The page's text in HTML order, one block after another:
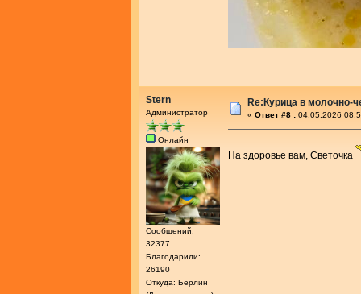
Stern
Администратор
Онлайн
Сообщений:
32377
Благодарили:
26190
Откуда: Берлин
Re:Курица в молочно-
« Ответ #8 : 04.05.2026
На здоровье вам, Светочка